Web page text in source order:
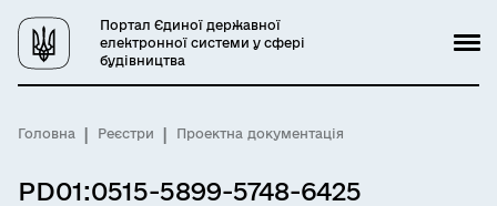
Портал Єдиної державної
електронної системи у сфері
будівництва
Головна Реєстри Проектна документація
PD01:0515-5899-5748-6425